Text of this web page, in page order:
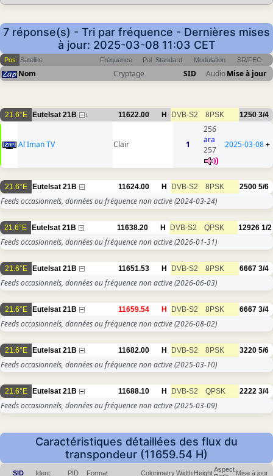
7 réponse(s) - Tri par fréquence - Dernières mises
à jour: 2025-03-08 11:03 CET
Pos Satellite Fréquence Pol Standard Modulation SR/FEC
Nom Cryptage SID AudioMise à jour
21.6°E Eutelsat 21B 1 11622.00 H DVB-S2 8PSK 1250 3/4
Al Iman TV Clair 1
256
ara
257
2025-03-08+
21.6°E Eutelsat 21B 11624.00 H DVB-S2 8PSK 2500 5/6
Feeds occasionnels, données ou fréquence non active(2024-03-24)
21.6°E Eutelsat 21B 11638.20 H DVB-S2 QPSK 12926 1/2
Feeds occasionnels, données ou fréquence non active(2026-01-31)
21.6°E Eutelsat 21B 11651.53 H DVB-S2 8PSK 6667 3/4
Feeds occasionnels, données ou fréquence non active(2026-06-03)
21.6°E Eutelsat 21B 11659.54 H DVB-S2 8PSK 6667 3/4
Feeds occasionnels, données ou fréquence non active(2026-08-02)
21.6°E Eutelsat 21B 11682.00 H DVB-S2 8PSK 3220 5/6
Feeds occasionnels, données ou fréquence non active(2025-03-10)
21.6°E Eutelsat 21B 11688.10 H DVB-S2 QPSK 2222 3/4
Feeds occasionnels, données ou fréquence non active(2025-03-09)
Caractéristiques détaillées des flux du
transpondeur (11659.54 H)
SID Ident. PID Format ColorimetryWidth HeightAspect Mise à jour